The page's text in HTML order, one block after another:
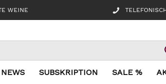
WEINE
NEWS SUBSKRIPTION SALE %